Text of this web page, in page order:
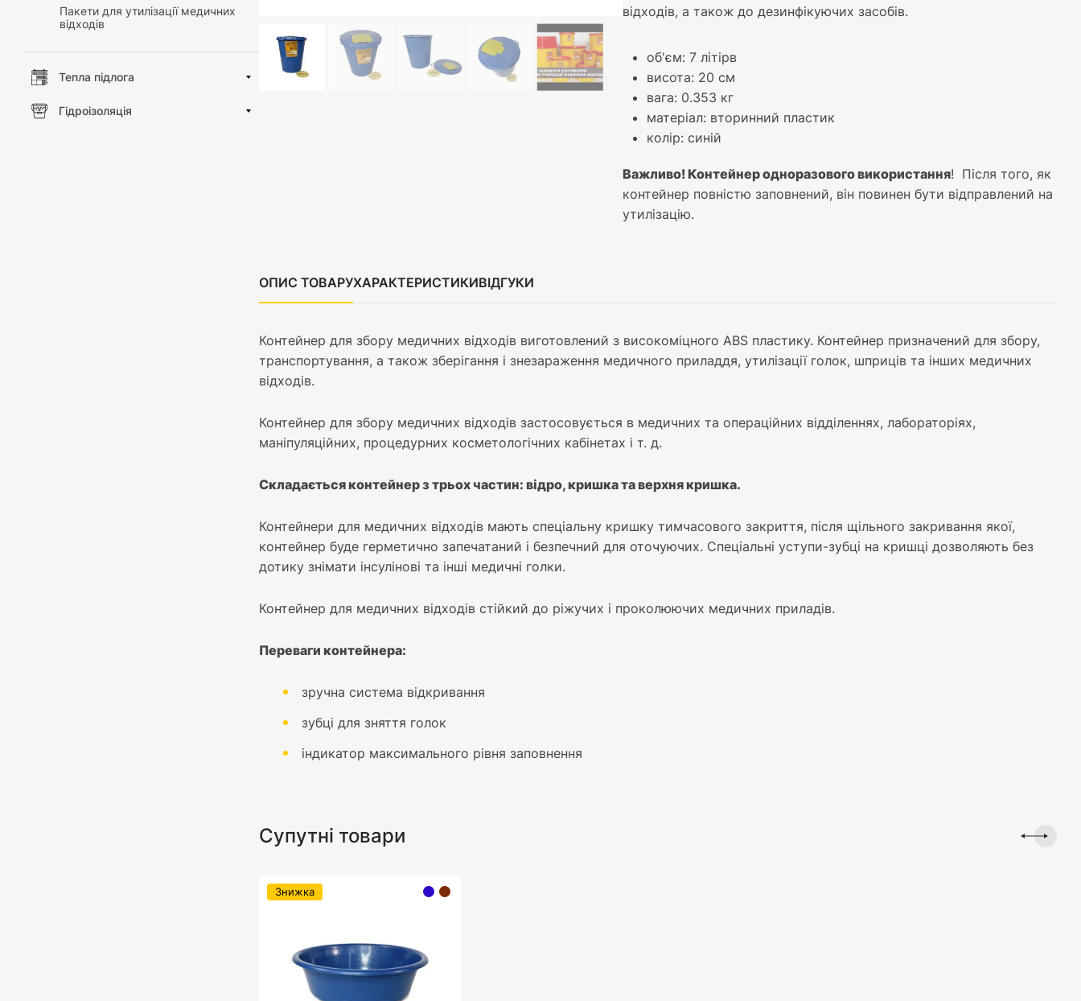
Пакети для утилізації медичних
відходів
Тепла підлога
Гідроізоляція
відходів, а також до дезинфікуючих засобів.
об'єм: 7 літірв
висота: 20 см
вага: 0.353 кг
матеріал: вторинний пластик
колір: синій
Важливо! Контейнер одноразового використання! Після того, як
контейнер повністю заповнений, він повинен бути відправлений на
утилізацію.
ОПИС ТОВАРУХАРАКТЕРИСТИКИВІДГУКИ
Контейнер для збору медичних відходів виготовлений з високоміцного ABS пластику. Контейнер призначений для збору,
транспортування, а також зберігання і знезараження медичного приладдя, утилізації голок, шприців та інших медичних
відходів.
Контейнер для збору медичних відходів застосовується в медичних та операційних відділеннях, лабораторіях,
маніпуляційних, процедурних косметологічних кабінетах і т. д.
Складається контейнер з трьох частин: відро, кришка та верхня кришка.
Контейнери для медичних відходів мають спеціальну кришку тимчасового закриття, після щільного закривання якої,
контейнер буде герметично запечатаний і безпечний для оточуючих. Спеціальні уступи-зубці на кришці дозволяють без
дотику знімати інсулінові та інші медичні голки.
Контейнер для медичних відходів стійкий до ріжучих і проколюючих медичних приладів.
Переваги контейнера:
зручна система відкривання
зубці для зняття голок
індикатор максимального рівня заповнення
Супутні товари
Знижка